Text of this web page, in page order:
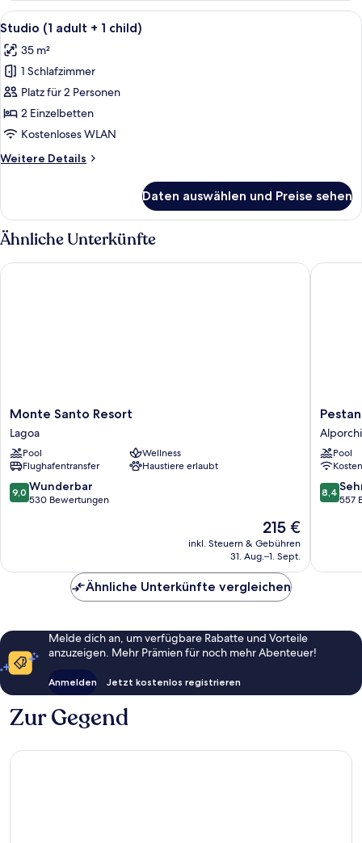
adult)
Alle
Fotos
für
Studio
(1
adult
+
child)
Ein Hotelzimmer mit einem Bett,
5
Studio (1 adult + 1 child)
35 m²
1 Schlafzimmer
Platz für 2 Personen
2 Einzelbetten
Kostenloses WLAN
Weitere Details
Weitere
(1
adult
+
child)
Daten auswählen und Preise sehen
Ähnliche Unterkünfte
Monte
Santo
Resort
Lagoa
Monte Santo Resort
Lagoa
Pool
Wellness
Flughafentransfer
Haustiere erlaubt
9.0
von
9,0 Wunderbar
530 Bewertungen
Der
Preis
beträgt
215 €
inkl. Steuern & Gebühren
31. Aug.–1. Sept.
Monte Santo Resort
Pestana
Viking
Beach
&
Spa
Resort
Pool
8.4
von
8,4
557
Pestana
Ähnliche Unterkünfte vergleichen
Melde dich an, um verfügbare Rabatte und Vorteile
anzuzeigen. Mehr Prämien für noch mehr Abenteuer!
Anmelden Jetzt kostenlos registrieren
Zur Gegend